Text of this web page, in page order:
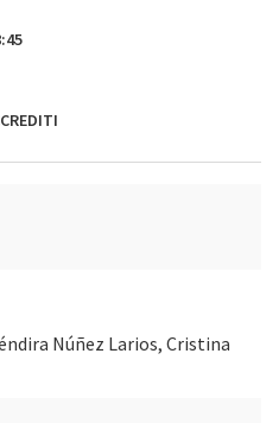
Núñez Larios, Cristina